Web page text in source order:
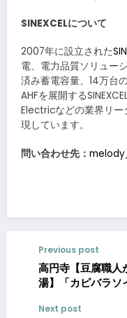
SINEXCELについて
2007年に設立された
電、電力品質ソリュー
済み蓄電容量、14万台
AHFを展開する
Electricなどの業界リー
現しています。
問い合わせ先：
Previous post
高円寺【豆腐職人
湯】「カピバラソ
Next post